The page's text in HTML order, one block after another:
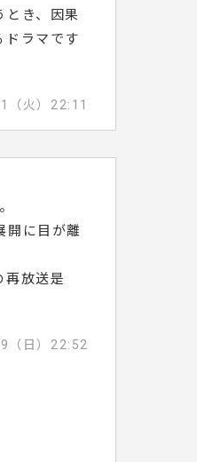
とき、因果
ドラマです
火）22:11
開に目が離
再放送是
日）22:52